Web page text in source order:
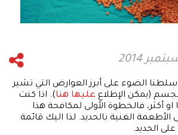
الضوء على أبرز العوارض التي تشير
(يمكن الإطلاع عليها هنا). اذا كنت
أكثر، فالخطوة الأولى لمكافحة هذا
الغنية بالحديد. لذا اليك قائمة
الحديد.